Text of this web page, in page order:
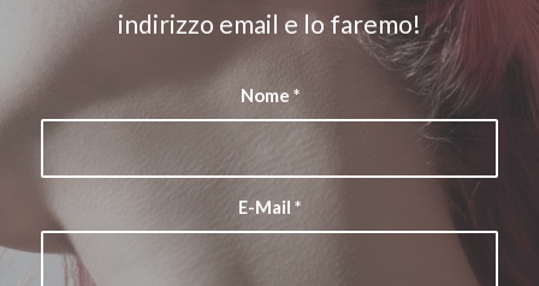
indirizzo email e lo faremo!
Nome *
E-Mail *